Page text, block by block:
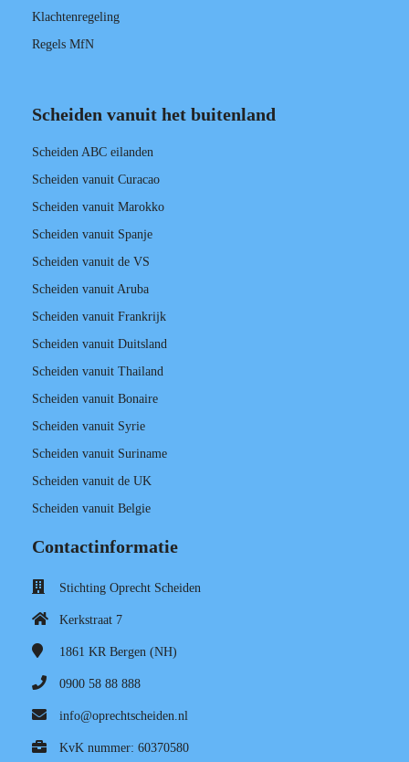
Klachtenregeling
Regels MfN
Scheiden vanuit het buitenland
Scheiden ABC eilanden
Scheiden vanuit Curacao
Scheiden vanuit Marokko
Scheiden vanuit Spanje
Scheiden vanuit de VS
Scheiden vanuit Aruba
Scheiden vanuit Frankrijk
Scheiden vanuit Duitsland
Scheiden vanuit Thailand
Scheiden vanuit Bonaire
Scheiden vanuit Syrie
Scheiden vanuit Suriname
Scheiden vanuit de UK
Scheiden vanuit Belgie
Contactinformatie
Stichting Oprecht Scheiden
Kerkstraat 7
1861 KR Bergen (NH)
0900 58 88 888
info@oprechtscheiden.nl
KvK nummer: 60370580